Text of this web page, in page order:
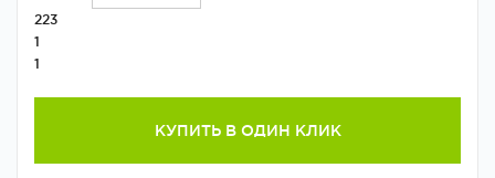
223
1
1
КУПИТЬ В ОДИН КЛИК